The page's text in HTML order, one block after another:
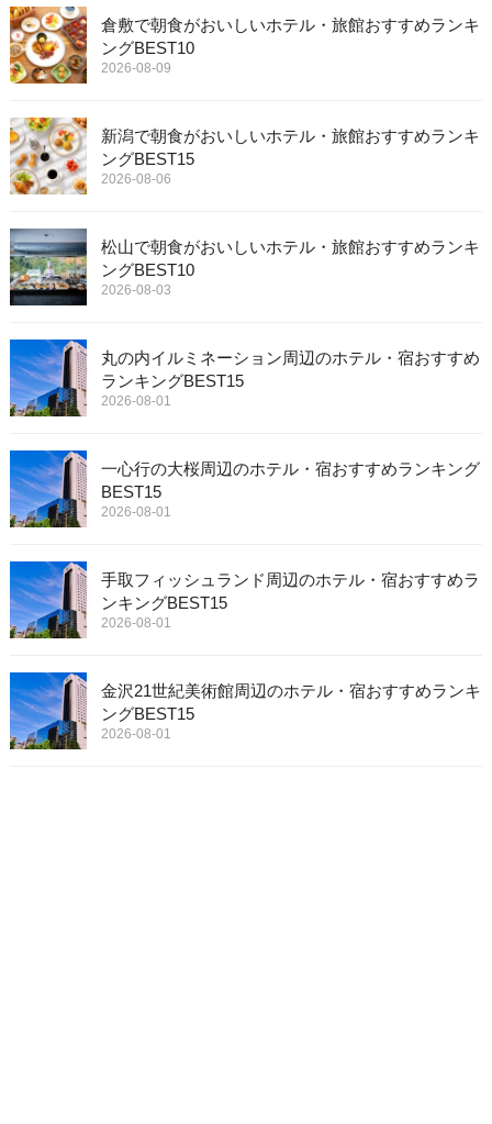
倉敷で朝食がおいしいホテル・旅館おすすめランキ
ングBEST10
2026-08-09
新潟で朝食がおいしいホテル・旅館おすすめランキ
ングBEST15
2026-08-06
松山で朝食がおいしいホテル・旅館おすすめランキ
ングBEST10
2026-08-03
丸の内イルミネーション周辺のホテル・宿おすすめ
ランキングBEST15
2026-08-01
一心行の大桜周辺のホテル・宿おすすめランキング
BEST15
2026-08-01
手取フィッシュランド周辺のホテル・宿おすすめラ
ンキングBEST15
2026-08-01
金沢21世紀美術館周辺のホテル・宿おすすめランキ
ングBEST15
2026-08-01